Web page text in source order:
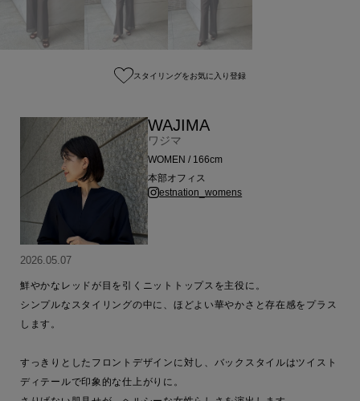
スタイリングをお気に入り登録
WAJIMA
ワジマ
WOMEN / 166cm
本部オフィス
estnation_womens
2026.05.07
鮮やかなレッドが目を引くニットトップスを主役に。
シンプルなスタイリングの中に、ほどよい華やかさと存在感をプラス
します。
すっきりとしたフロントデザインに対し、バックスタイルはツイスト
ディテールで印象的な仕上がりに。